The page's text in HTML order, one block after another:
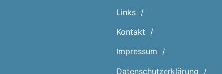
Links
Kontakt
Impressum
Datenschutz­erklärung